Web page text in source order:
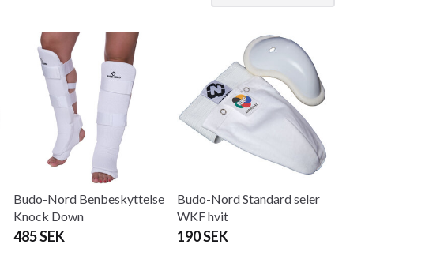
Budo-Nord Benbeskyttelse
Knock Down
485 SEK
Budo-Nord Standard seler
WKF hvit
190 SEK